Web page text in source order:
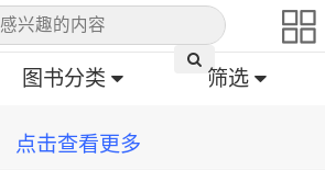
图书分类 筛选
点击查看更多